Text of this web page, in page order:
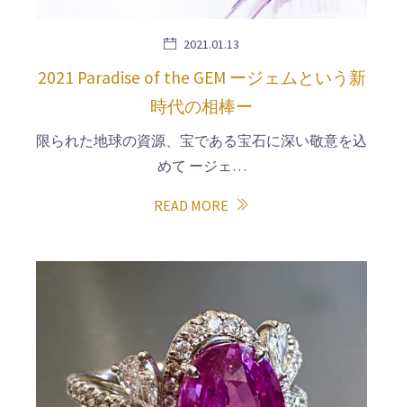
2021.01.13
2021 Paradise of the GEM ージェムという新
時代の相棒ー
限られた地球の資源、宝である宝石に深い敬意を込
めて ージェ…
READ MORE